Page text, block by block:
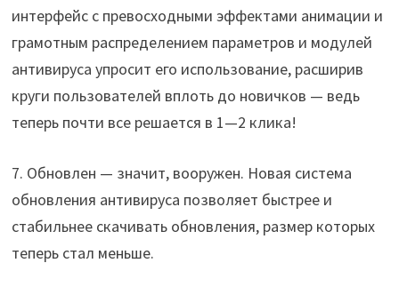
интерфейс с превосходными эффектами анимации и
грамотным распределением параметров и модулей
антивируса упросит его использование, расширив
круги пользователей вплоть до новичков — ведь
теперь почти все решается в 1—2 клика!
7. Обновлен — значит, вооружен. Новая система
обновления антивируса позволяет быстрее и
стабильнее скачивать обновления, размер которых
теперь стал меньше.